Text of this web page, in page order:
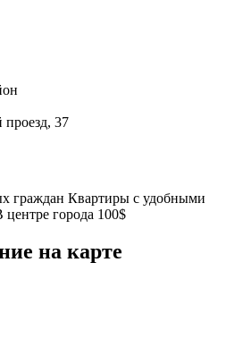
проезд, 37
граждан Квартиры с удобными
города 100$
на карте